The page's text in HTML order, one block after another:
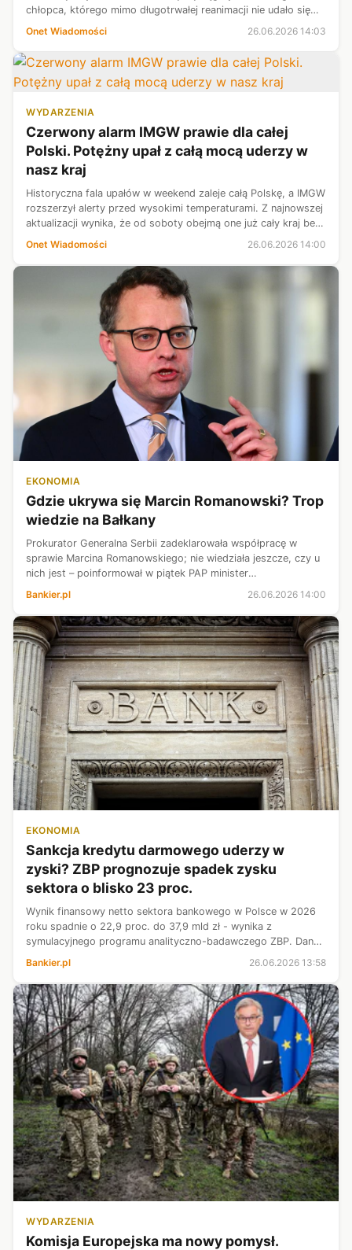
chłopca, którego mimo długotrwałej reanimacji nie udało się
uratować. Ojciec chłopca miał około pół promila alkoholu w
organizmie.
Onet Wiadomości 26.06.2026 14:03
WYDARZENIA
Czerwony alarm IMGW prawie dla całej
Polski. Potężny upał z całą mocą uderzy w
nasz kraj
Historyczna fala upałów w weekend zaleje całą Polskę, a IMGW
rozszerzył alerty przed wysokimi temperaturami. Z najnowszej
aktualizacji wynika, że od soboty obejmą one już cały kraj bez
wyjątku. Co więcej, niemal wszędzie wystosowane zostały
ostrzeżen...
Onet Wiadomości 26.06.2026 14:00
EKONOMIA
Gdzie ukrywa się Marcin Romanowski? Trop
wiedzie na Bałkany
Prokurator Generalna Serbii zadeklarowała współpracę w
sprawie Marcina Romanowskiego; nie wiedziała jeszcze, czy u
nich jest – poinformował w piątek PAP minister
Bankier.pl 26.06.2026 14:00
EKONOMIA
Sankcja kredytu darmowego uderzy w
zyski? ZBP prognozuje spadek zysku
sektora o blisko 23 proc.
Wynik finansowy netto sektora bankowego w Polsce w 2026
roku spadnie o 22,9 proc. do 37,9 mld zł - wynika z
symulacyjnego programu analityczno-badawczego ZBP. Dane
dotyczą wariantu bazowego.
Bankier.pl 26.06.2026 13:58
WYDARZENIA
Komisja Europejska ma nowy pomysł.